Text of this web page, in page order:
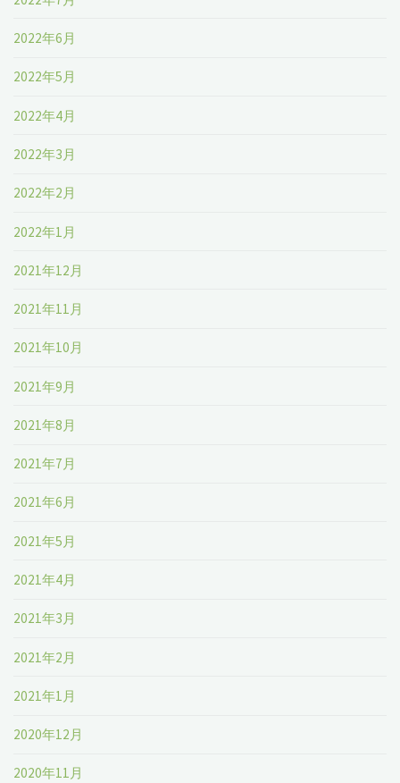
2022年6月
2022年5月
2022年4月
2022年3月
2022年2月
2022年1月
2021年12月
2021年11月
2021年10月
2021年9月
2021年8月
2021年7月
2021年6月
2021年5月
2021年4月
2021年3月
2021年2月
2021年1月
2020年12月
2020年11月